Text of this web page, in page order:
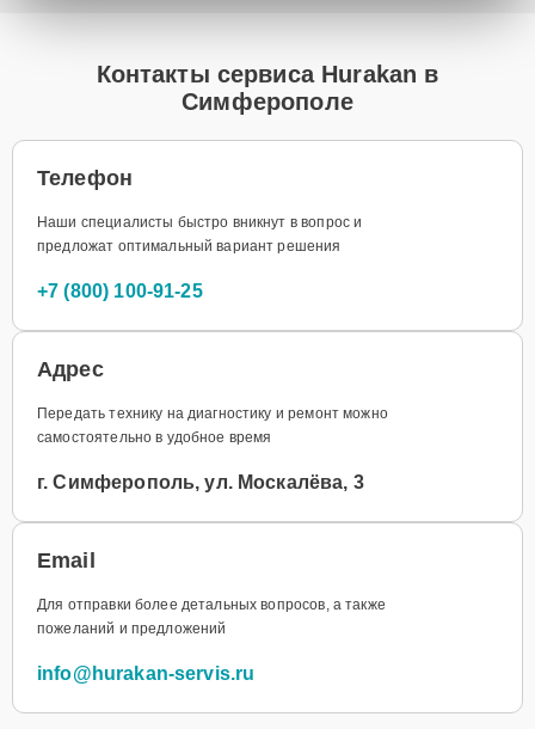
Контакты сервиса Hurakan в
Симферополе
Телефон
Наши специалисты быстро вникнут в вопрос и
предложат оптимальный вариант решения
+7 (800) 100-91-25
Адрес
Передать технику на диагностику и ремонт можно
самостоятельно в удобное время
г. Симферополь, ул. Москалёва, 3
Email
Для отправки более детальных вопросов, а также
пожеланий и предложений
info@hurakan-servis.ru